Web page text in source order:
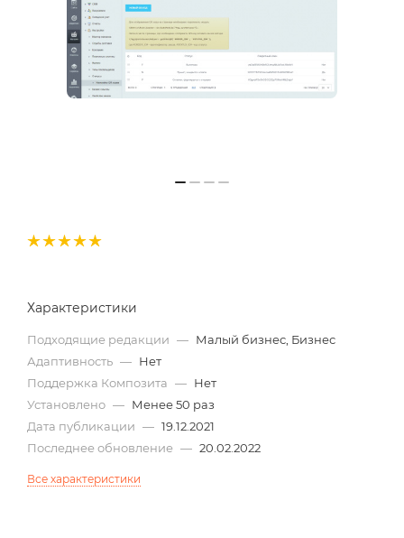
Характеристики
Подходящие редакции — Малый бизнес, Бизнес
Адаптивность — Нет
Поддержка Композита — Нет
Установлено — Менее 50 раз
Дата публикации — 19.12.2021
Последнее обновление — 20.02.2022
Все характеристики